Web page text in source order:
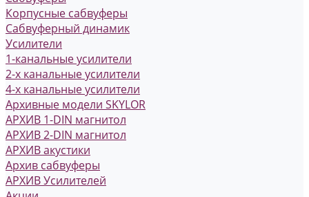
Корпусные сабвуферы
Сабвуферный динамик
Усилители
1-канальные усилители
2-х канальные усилители
4-х канальные усилители
Архивные модели SKYLOR
АРХИВ 1-DIN магнитол
АРХИВ 2-DIN магнитол
АРХИВ акустики
Архив сабвуферы
АРХИВ Усилителей